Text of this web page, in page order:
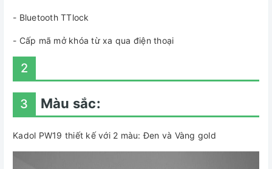
- Bluetooth TTlock
- Cấp mã mở khóa từ xa qua điện thoại
2
3 Màu sắc:
Kadol PW19 thiết kế với 2 màu: Đen và Vàng gold